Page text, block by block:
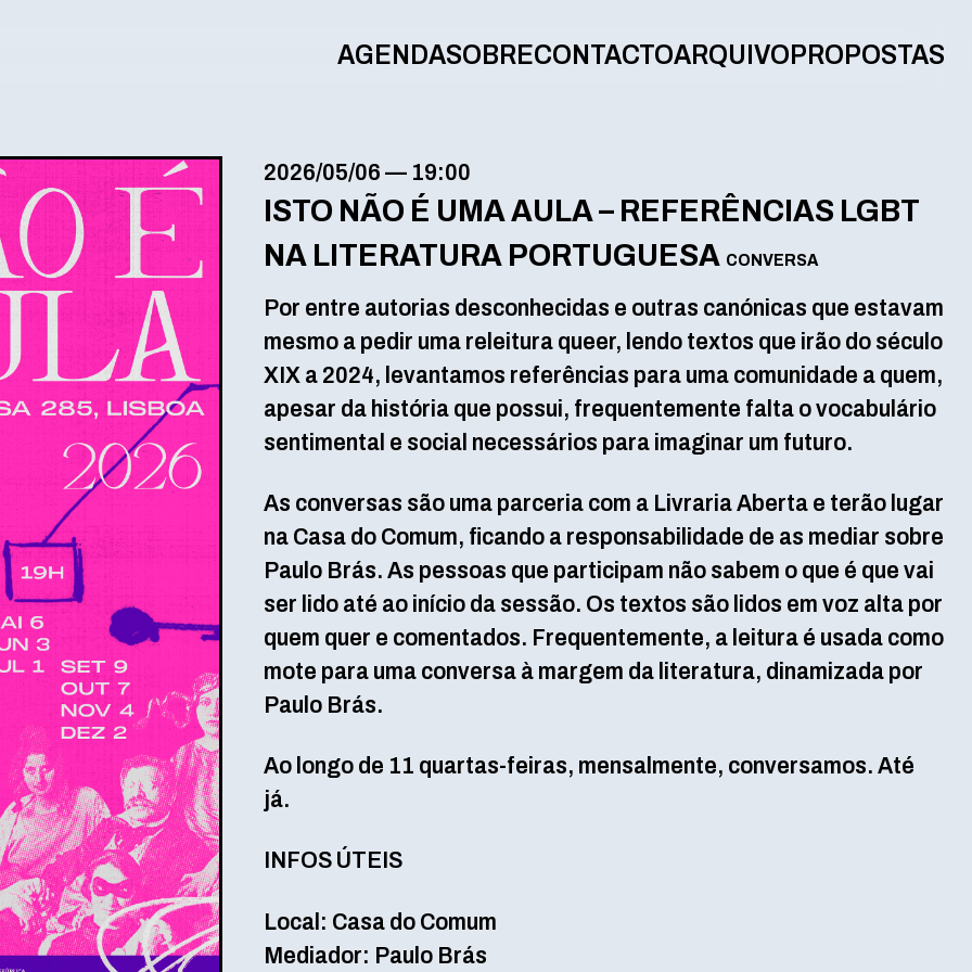
AGENDASOBRECONTACTOARQUIVO PROPOSTAS
2026/05/06 — 19:00
ISTO NÃO É UMA AULA – REFERÊNCIAS LGBT
NA LITERATURA PORTUGUESA CONVERSA
Por entre autorias desconhecidas e outras canónicas que estavam
mesmo a pedir uma releitura queer, lendo textos que irão do século
XIX a 2024, levantamos referências para uma comunidade a quem,
apesar da história que possui, frequentemente falta o vocabulário
sentimental e social necessários para imaginar um futuro.
As conversas são uma parceria com a Livraria Aberta e terão lugar
na Casa do Comum, ficando a responsabilidade de as mediar sobre
Paulo Brás. As pessoas que participam não sabem o que é que vai
ser lido até ao início da sessão. Os textos são lidos em voz alta por
quem quer e comentados. Frequentemente, a leitura é usada como
mote para uma conversa à margem da literatura, dinamizada por
Paulo Brás.
Ao longo de 11 quartas-feiras, mensalmente, conversamos. Até
já.
INFOS ÚTEIS
Local: Casa do Comum
Mediador: Paulo Brás